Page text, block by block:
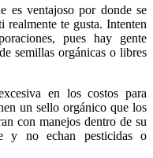
es ventajoso por donde se
te gusta. Intenten
pues hay gente
semillas orgánicas o libres
en los costos para
un sello orgánico que los
con manejos dentro de su
y no echan pesticidas o